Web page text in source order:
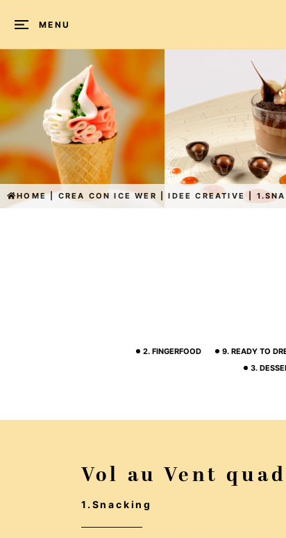
MENU
HOME| CREA CON ICE WER |IDEE CREATIVE|
2. FINGERFOOD 9. READY TO
3.
Vol au Vent
1.Snacking